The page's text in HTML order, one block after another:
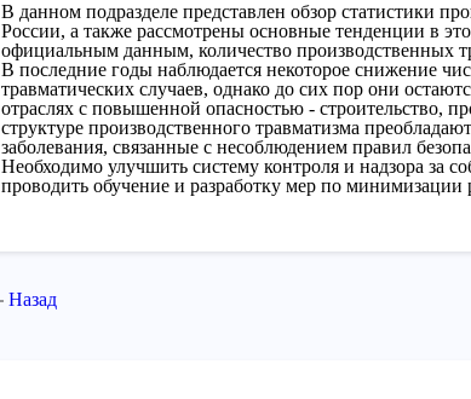
В данном подразделе представлен обзор статистики
России, а также рассмотрены основные тенденции в
официальным данным, количество производственных
В последние годы наблюдается некоторое снижение
травматических случаев, однако до сих пор они
отраслях с повышенной опасностью - строительство,
структуре производственного травматизма
заболевания, связанные с несоблюдением правил
Необходимо улучшить систему контроля и надзора за
проводить обучение и разработку мер по минимизации
Назад